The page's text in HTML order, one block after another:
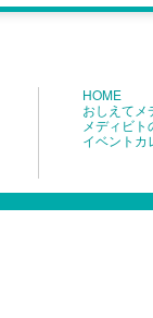
HOME
おしえてメ
メディビト
イベントカ